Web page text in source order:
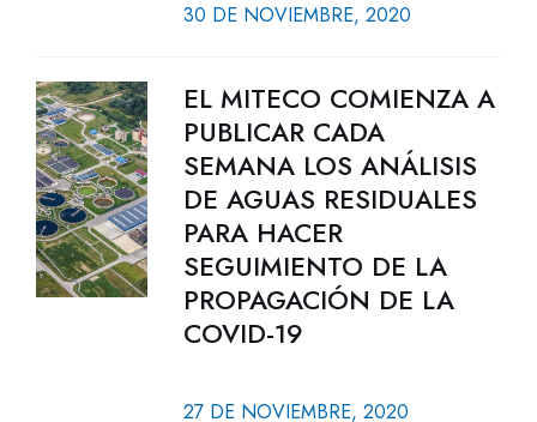
30 DE NOVIEMBRE, 2020
EL MITECO COMIENZA A
PUBLICAR CADA
SEMANA LOS ANÁLISIS
DE AGUAS RESIDUALES
PARA HACER
SEGUIMIENTO DE LA
PROPAGACIÓN DE LA
COVID-19
27 DE NOVIEMBRE, 2020